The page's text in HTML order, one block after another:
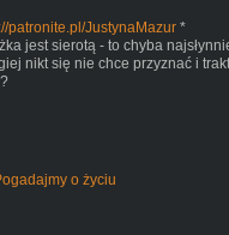
patronite.pl/JustynaMazur *
jest sierotą - to chyba
nikt się nie chce przyznać i
blog Krótki poradnik, jak
pół duszą
o życiu